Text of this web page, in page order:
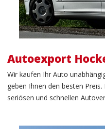
Autoexport
Wir kaufen Ihr Auto
geben Ihnen den besten
seriösen und schnellen